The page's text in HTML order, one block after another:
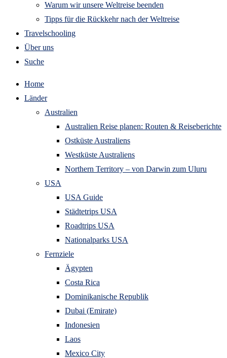
Warum wir unsere Weltreise beenden
Tipps für die Rückkehr nach der Weltreise
Travelschooling
Über uns
Suche
Home
Länder
Australien
Australien Reise planen: Routen & Reiseberichte
Ostküste Australiens
Westküste Australiens
Northern Territory – von Darwin zum Uluru
USA
USA Guide
Städtetrips USA
Roadtrips USA
Nationalparks USA
Fernziele
Ägypten
Costa Rica
Dominikanische Republik
Dubai (Emirate)
Indonesien
Laos
Mexico City